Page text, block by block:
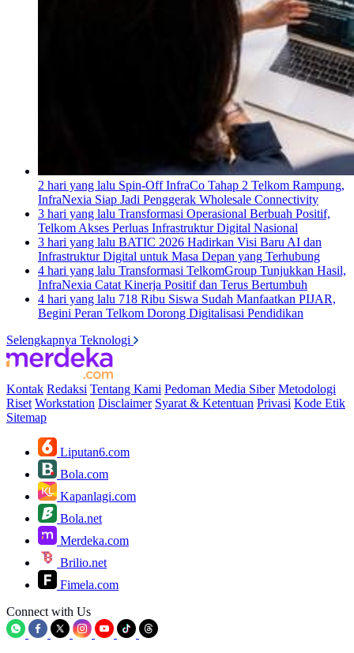
2 hari yang lalu Spin-Off InfraCo Tahap 2 Telkom Rampung,
InfraNexia Siap Jadi Penggerak Wholesale Connectivity
3 hari yang lalu Transformasi Operasional Berbuah Positif,
Telkom Akses Perluas Infrastruktur Digital Nasional
3 hari yang lalu BATIC 2026 Hadirkan Visi Baru AI dan
Infrastruktur Digital untuk Masa Depan yang Terhubung
4 hari yang lalu Transformasi TelkomGroup Tunjukkan Hasil,
InfraNexia Catat Kinerja Positif dan Terus Bertumbuh
4 hari yang lalu 718 Ribu Siswa Sudah Manfaatkan PIJAR,
Begini Peran Telkom Dorong Digitalisasi Pendidikan
Selengkapnya Teknologi
Kontak Redaksi Tentang Kami Pedoman Media Siber Metodologi
Riset Workstation Disclaimer Syarat & Ketentuan Privasi Kode Etik
Sitemap
Liputan6.com
Bola.com
Kapanlagi.com
Bola.net
Merdeka.com
Brilio.net
Fimela.com
Connect with Us